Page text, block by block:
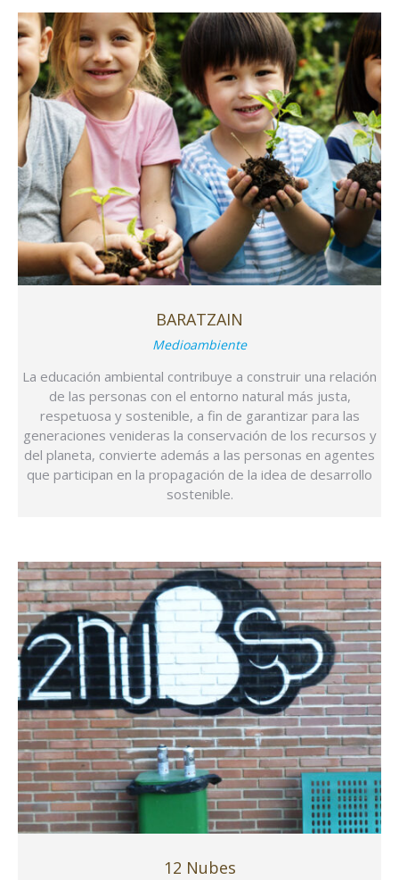
BARATZAIN
Medioambiente
La educación ambiental contribuye a construir una relación
de las personas con el entorno natural más justa,
respetuosa y sostenible, a fin de garantizar para las
generaciones venideras la conservación de los recursos y
del planeta, convierte además a las personas en agentes
que participan en la propagación de la idea de desarrollo
sostenible.
12 Nubes